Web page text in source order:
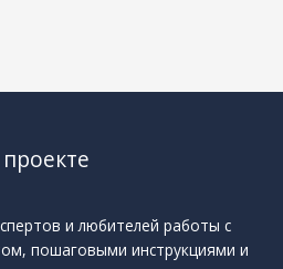
и любителей работы с
пошаговыми инструкциями и